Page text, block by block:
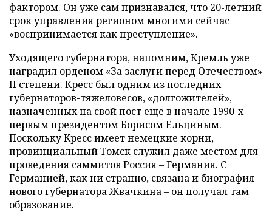
фактором. Он уже сам признавался, что 20-летний
срок управления регионом многими сейчас
«воспринимается как преступление».
Уходящего губернатора, напомним, Кремль уже
наградил орденом «За заслуги перед Отечеством»
II степени. Кресс был одним из последних
губернаторов-тяжеловесов, «долгожителей»,
назначенных на свой пост еще в начале 1990-х
первым президентом Борисом Ельциным.
Поскольку Кресс имеет немецкие корни,
провинциальный Томск служил даже местом для
проведения саммитов Россия – Германия. С
Германией, как ни странно, связана и биография
нового губернатора Жвачкина – он получал там
образование.